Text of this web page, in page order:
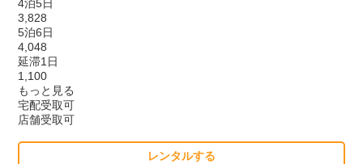
4泊5日
3,828
5泊6日
4,048
延滞1日
1,100
もっと見る
宅配受取可
店舗受取可
レンタルする